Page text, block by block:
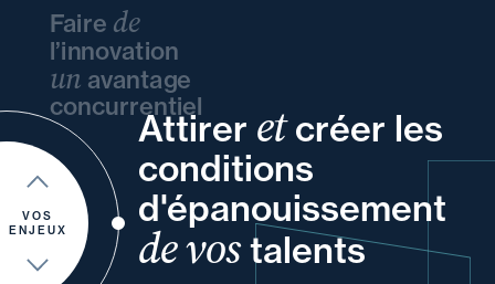
VOS
ENJEUX
Faire de
l’innovation
un avantage
concurrentiel
Attirer etcréer les
conditions
d'épanouissement
de vostalents
vos
vos
et
vos
et
votre
et
vos
de
et votre